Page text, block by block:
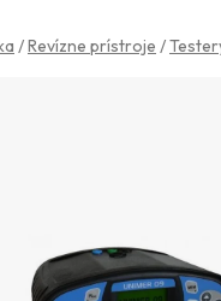
/Revízne prístroje /